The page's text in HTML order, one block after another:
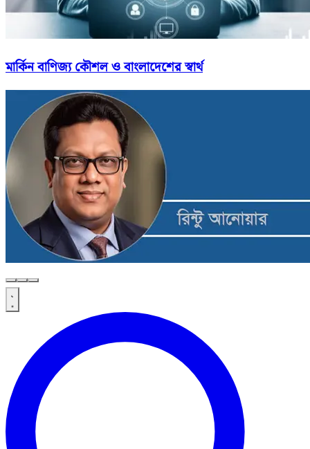
মার্কিন বাণিজ্য কৌশল ও বাংলাদেশের স্বার্থ